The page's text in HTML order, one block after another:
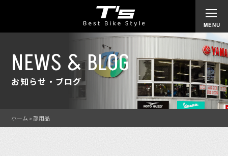
NEWS & BLOG
お知らせ・ブログ
ホーム »部用品